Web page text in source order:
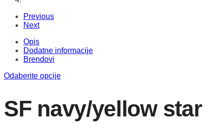
Previous
Next
Opis
Dodatne informacije
Brendovi
Odaberite opcije
SF navy/yellow star